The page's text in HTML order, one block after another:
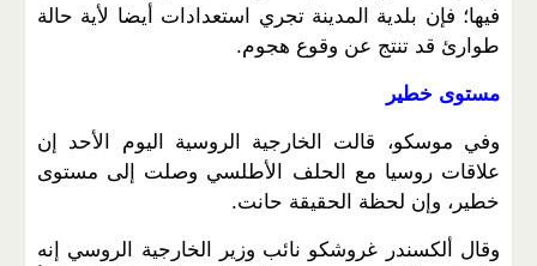
فيها؛ فإن بلدية المدينة تجري استعدادات أيضا لأية حالة
طوارئ قد تنتج عن وقوع هجوم.
مستوى خطير
وفي موسكو، قالت الخارجية الروسية اليوم الأحد إن
علاقات روسيا مع الحلف الأطلسي وصلت إلى مستوى
خطير، وإن لحظة الحقيقة حانت.
وقال ألكسندر غروشكو نائب وزير الخارجية الروسي إنه